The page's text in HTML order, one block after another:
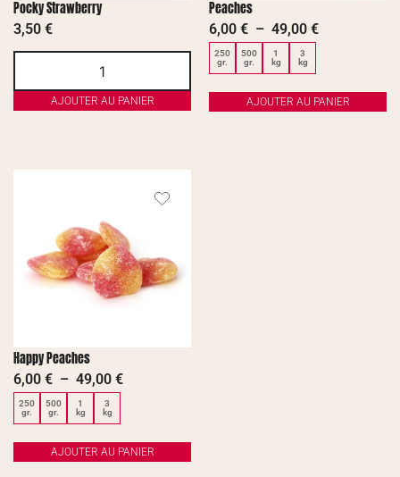
Pocky Strawberry
3,50 €
AJOUTER AU PANIER
Peaches
6,00 € – 49,00 €
250
gr.
500
gr.
1
kg
3
kg
AJOUTER AU PANIER
Happy Peaches
6,00 € – 49,00 €
250
gr.
500
gr.
1
kg
3
kg
AJOUTER AU PANIER